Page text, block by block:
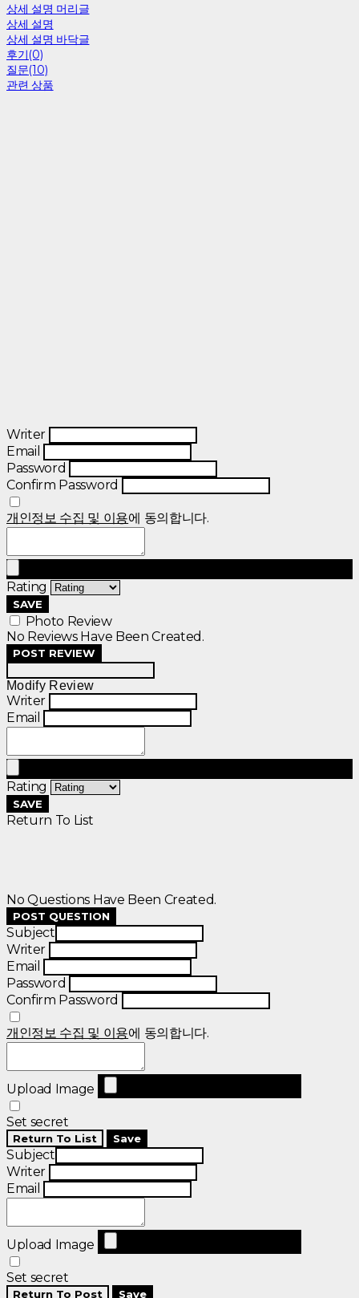
상세 설명 머리글
상세 설명
상세 설명 바닥글
후기(0)
질문(10)
관련 상품
Writer
Email
Password
Confirm Password
개인정보 수집 및 이용에 동의합니다.
Rating
SAVE
Photo Review
No Reviews Have Been Created.
POST REVIEW
Modify Review
Writer
Email
Rating
SAVE
Return To List
No Questions Have Been Created.
POST QUESTION
Subject
Writer
Email
Password
Confirm Password
개인정보 수집 및 이용에 동의합니다.
Upload Image
Set secret
Return To List Save
Subject
Writer
Email
Upload Image
Set secret
Return To Post Save